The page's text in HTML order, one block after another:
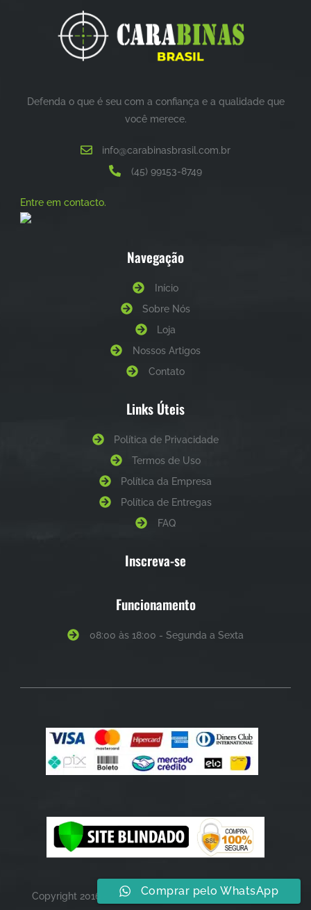
Defenda o que é seu com a confiança e a qualidade que
você merece.
info@carabinasbrasil.com.br
(45) 99153-8749
Entre em contacto.
Navegação
Início
Sobre Nós
Loja
Nossos Artigos
Contato
Links Úteis
Política de Privacidade
Termos de Uso
Política da Empresa
Política de Entregas
FAQ
Inscreva-se
Funcionamento
08:00 às 18:00 - Segunda a Sexta
Copyright 2016 - 2024 © Todos os Direitos Reservados
Comprar pelo WhatsApp